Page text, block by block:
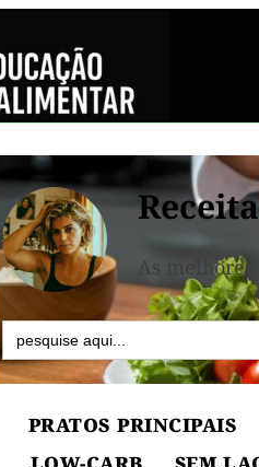
As
Search
for:
PRATOS PRINCIPAIS